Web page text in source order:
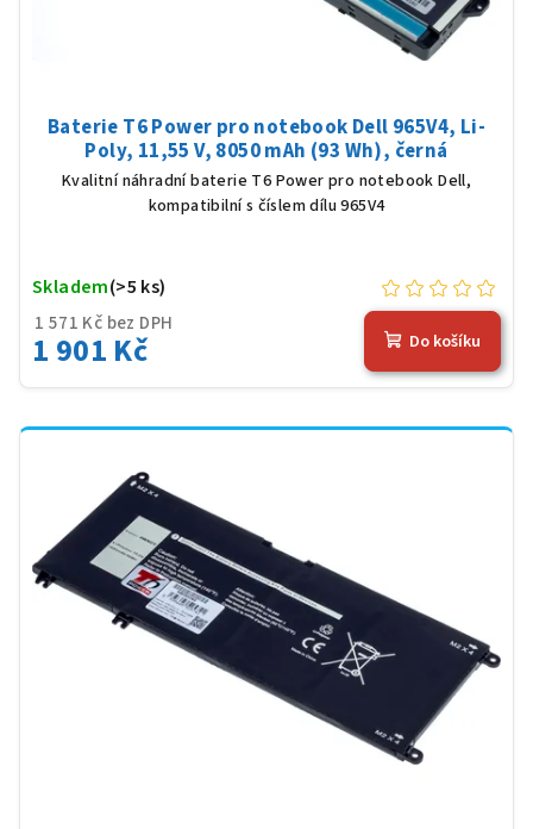
Baterie T6 Power pro notebook Dell 965V4, Li-
Poly, 11,55 V, 8050 mAh (93 Wh), černá
Kvalitní náhradní baterie T6 Power pro notebook Dell,
kompatibilní s číslem dílu 965V4
1 571 Kč bez DPH
1 901 Kč
Skladem(>5 ks)
Do košíku